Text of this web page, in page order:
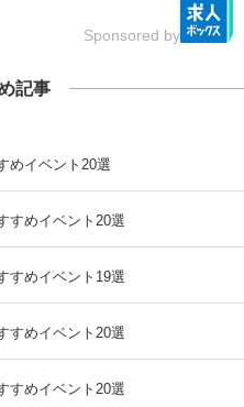
Sponsored by
記事
めイベント20選
すめイベント20選
すめイベント19選
すめイベント20選
すめイベント20選